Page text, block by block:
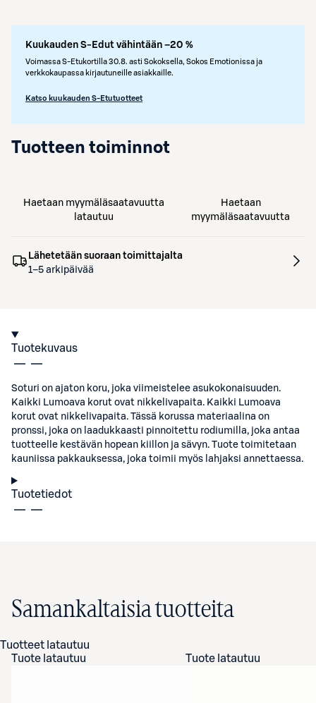
Kuukauden S-Edut vähintään –20 %
Voimassa S-Etukortilla 30.8. asti Sokoksella, Sokos Emotionissa ja
verkkokaupassa kirjautuneille asiakkaille.
Katso kuukauden S-Etutuotteet
Tuotteen toiminnot
Haetaan myymäläsaatavuutta
latautuu
Haetaan
myymäläsaatavuutta
Lähetetään suoraan toimittajalta
1–5 arkipäivää
Tuotekuvaus
Soturi on ajaton koru, joka viimeistelee asukokonaisuuden.
Kaikki Lumoava korut ovat nikkelivapaita. Kaikki Lumoava
korut ovat nikkelivapaita. Tässä korussa materiaalina on
pronssi, joka on laadukkaasti pinnoitettu rodiumilla, joka antaa
tuotteelle kestävän hopean kiillon ja sävyn. Tuote toimitetaan
kauniissa pakkauksessa, joka toimii myös lahjaksi annettaessa.
Tuotetiedot
Samankaltaisia tuotteita
Tuotteet latautuu
Tuote latautuu
Tuote latautuu